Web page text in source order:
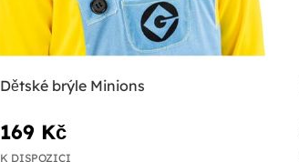
Dětské brýle Minions
169 Kč
K DISPOZICI